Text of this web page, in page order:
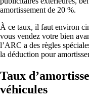
amortissement de 20 %.
À ce taux, il faut environ
vous vendez votre bien
l’ARC a des règles
la déduction pour
Taux
véhicules